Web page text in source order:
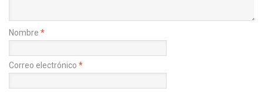
Nombre *
Correo electrónico *